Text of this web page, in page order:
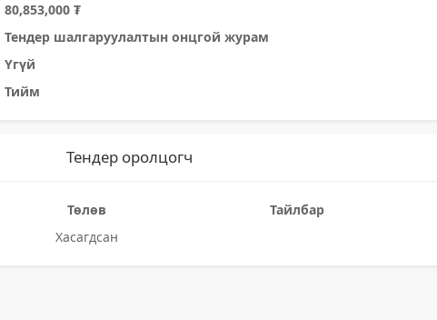
80,853,000 ₮
Тендер шалгаруулалтын онцгой журам
Үгүй
Тийм
Тендер оролцогч
Төлөв
Тайлбар
Хасагдсан